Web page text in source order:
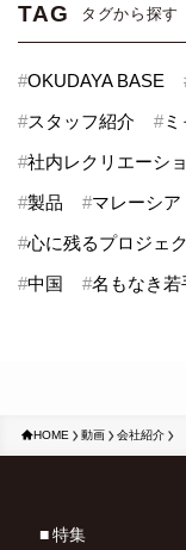
TAG タグから探す
#OKUDAYA BASE
#スタッフ紹介 #ミ
#社内レクリエーシ
#製品 #マレーシア
#心に残るプロジェ
#中国 #名もなき
HOME 動画 会社紹介
特集